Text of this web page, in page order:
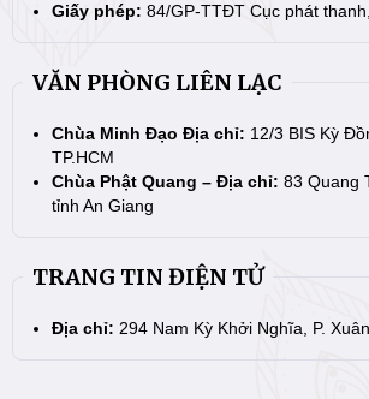
Giấy phép: 84/GP-TTĐT Cục phát
VĂN PHÒNG LIÊN LẠC
Chùa Minh Đạo Địa chỉ: 12/3 BIS Kỳ
TP.HCM
Chùa Phật Quang – Địa chỉ: 83 Quang
tỉnh An Giang
TRANG TIN ĐIỆN TỬ
Địa chỉ: 294 Nam Kỳ Khởi Nghĩa, P.